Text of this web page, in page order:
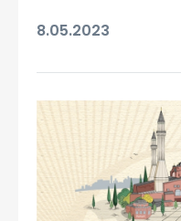
8.05.2023